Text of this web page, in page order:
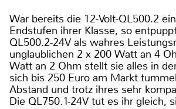
War bereits die 12-Volt-QL500.2
Endstufen ihrer Klasse, so
QL500.2-24V als wahres
unglaublichen 2 x 200 Watt an 4
Watt an 2 Ohm stellt sie alles in
sich bis 250 Euro am Markt
Abstand und trotz ihres sehr
Die QL750.1-24V tut es ihr gleich,